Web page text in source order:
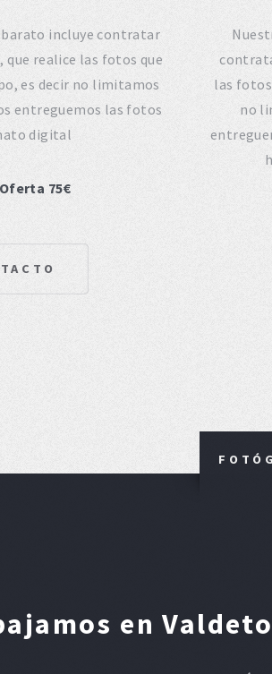
incluye contratar
realice las fotos que
es decir no limitamos
entreguemos las fotos
digital
75€
las fotos
no
en